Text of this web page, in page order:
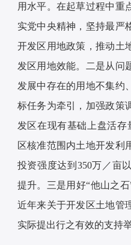
用水平。在起草过程中重
实党中央精神，坚持最严
开发区用地政策，推动土
发区用地效能。二是从问
发展中存在的用地不集约
标任务为牵引，加强政策
发区在现有基础上盘活
区核准范围内土地开发利
投资强度达到350万／亩
提升。三是用好“他山之
近年来关于开发区土地管
实际提出行之有效的支持举